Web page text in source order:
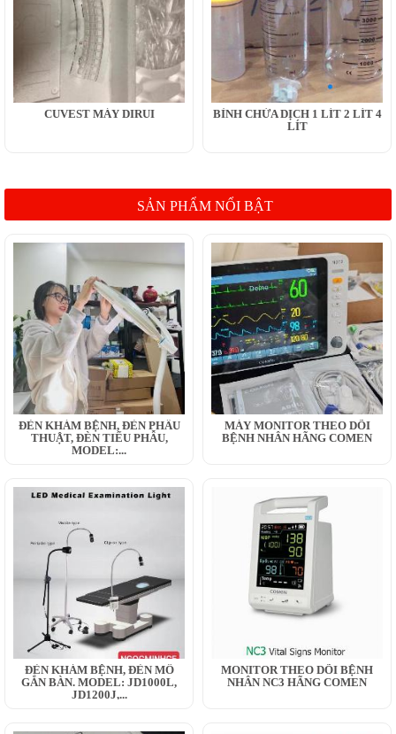
CUVEST MÁY DIRUI
BÌNH CHỨA DỊCH 1 LÍT 2 LÍT 4
LÍT
SẢN PHẨM NỔI BẬT
ĐÈN KHÁM BỆNH, ĐÈN PHẪU
THUẬT, ĐÈN TIỂU PHẪU,
MODEL:...
MÁY MONITOR THEO DÕI
BỆNH NHÂN HÃNG COMEN
ĐÈN KHÁM BỆNH, ĐÈN MỔ
GẮN BÀN. MODEL: JD1000L,
JD1200J,...
MONITOR THEO DÕI BỆNH
NHÂN NC3 HÃNG COMEN